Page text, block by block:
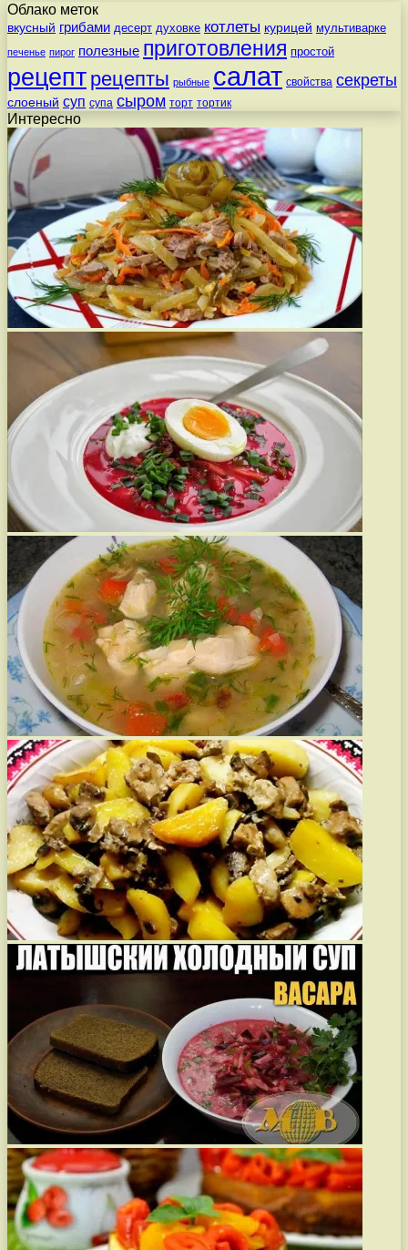
Облако меток
вкусный грибами десерт духовке котлеты курицей мультиварке
печенье пирог полезные приготовления простой
рецепт рецепты рыбные салат свойства секреты
слоеный суп супа сыром торт тортик
Интересно